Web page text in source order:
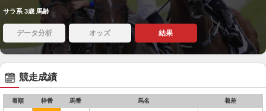
サラ系 3歳 馬齢
データ分析 オッズ 結果
競走成績
着順 枠番 馬番 馬名 着差